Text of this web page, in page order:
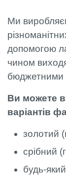
Ми
допомогою
чином
бюджетними
Ви можете
варіантів
золотий
срібний
будь-